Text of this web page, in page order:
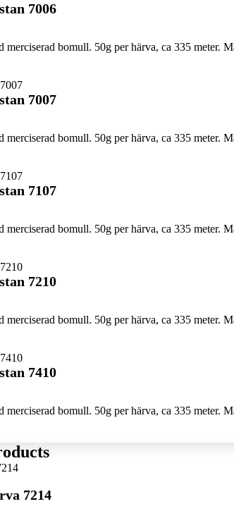
7006
merciserad bomull. 50g per härva, ca 335 meter.
7007
merciserad bomull. 50g per härva, ca 335 meter.
7107
merciserad bomull. 50g per härva, ca 335 meter.
7210
merciserad bomull. 50g per härva, ca 335 meter.
7410
merciserad bomull. 50g per härva, ca 335 meter.
7214